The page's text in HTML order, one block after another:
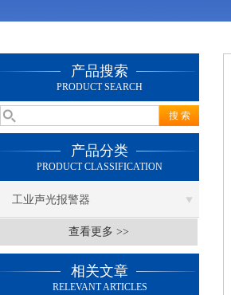
产品搜索
PRODUCT SEARCH
产品分类
PRODUCT CLASSIFICATION
工业声光报警器
查看更多 >>
相关文章
RELEVANT ARTICLES